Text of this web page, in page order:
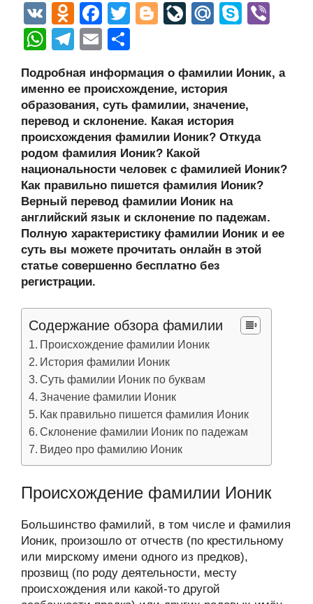
V
K
O
d
n
o
kl
a
ss
ni
ki
F
a
c
e
b
o
o
k
T
er
Bl
g
er
Li
J
o
ur
n
al
M
u
S
e
W
at
s
A
p
p
T
e
gr
a
m
E
ail р
а
в
и
ть
Подробная информация о фамилии Ионик, а
именно ее происхождение, история
образования, суть фамилии, значение,
перевод и склонение. Какая история
происхождения фамилии Ионик? Откуда
родом фамилия Ионик? Какой
национальности человек с фамилией Ионик?
Как правильно пишется фамилия Ионик?
Верный перевод фамилии Ионик на
английский язык и склонение по падежам.
Полную характеристику фамилии Ионик и ее
суть вы можете прочитать онлайн в этой
статье совершенно бесплатно без
регистрации.
Содержание обзора фамилии
Происхождение фамилии Ионик
История фамилии Ионик
Суть фамилии Ионик по буквам
Значение фамилии Ионик
Как правильно пишется фамилия Ионик
Склонение фамилии Ионик по падежам
Видео про фамилию Ионик
Происхождение фамилии Ионик
Большинство фамилий, в том числе и фамилия
Ионик, произошло от отчеств (по крестильному
или мирскому имени одного из предков),
прозвищ (по роду деятельности, месту
происхождения или какой-то другой